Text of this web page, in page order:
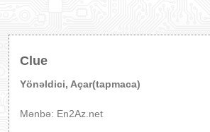
Clue
Yönəldici, Açar(tapmaca)
Mənbə: En2Az.net